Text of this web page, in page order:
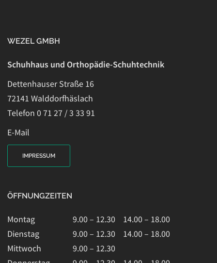
WEZEL GMBH
Schuhhaus und Orthopädie-Schuhtechnik
Dettenhauser Straße 16
72141 Walddorfhäslach
Telefon 0 71 27 / 3 33 91
E-Mail
IMPRESSUM
ÖFFNUNGZEITEN
Montag
9.00 – 12.30 14.00 – 18.00
Dienstag
9.00 – 12.30 14.00 – 18.00
Mittwoch
9.00 – 12.30